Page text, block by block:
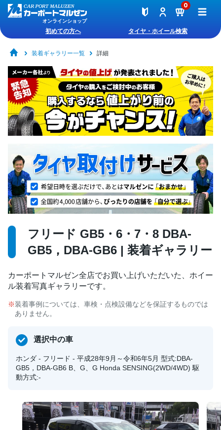
オンラインショップ
0
初めての方へ タイヤ・ホイール検索
装着ギャラリー一覧 詳細
フリード GB5・6・7・8 DBA-
GB5，DBA-GB6 | 装着ギャラリー
カーポートマルゼン全店でお買い上げいただいた、ホイー
ル装着写真ギャラリーです。
装着事例については、車検・点検設備などを保証するものでは
ありません。
選択中の車
ホンダ - フリード - 平成28年9月～令和6年5月 型式:DBA-
GB5，DBA-GB6 B、G、G Honda SENSING(2WD/4WD) 駆
動方式:-